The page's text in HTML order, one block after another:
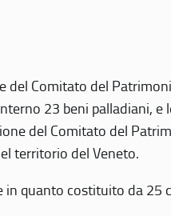
del Comitato del
23 beni palladiani, e
del Comitato del
territorio del Veneto.
in quanto costituito da